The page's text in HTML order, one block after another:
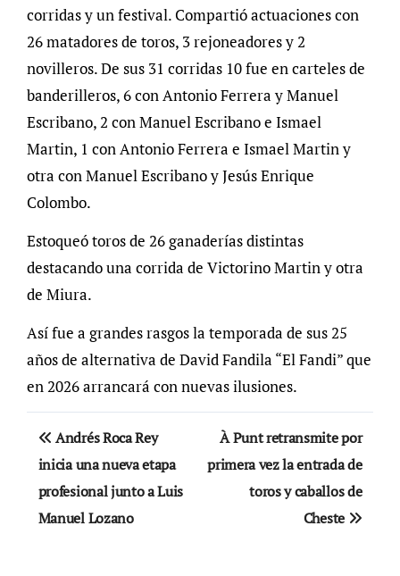
corridas y un festival. Compartió actuaciones con
26 matadores de toros, 3 rejoneadores y 2
novilleros. De sus 31 corridas 10 fue en carteles de
banderilleros, 6 con Antonio Ferrera y Manuel
Escribano, 2 con Manuel Escribano e Ismael
Martin, 1 con Antonio Ferrera e Ismael Martin y
otra con Manuel Escribano y Jesús Enrique
Colombo.
Estoqueó toros de 26 ganaderías distintas
destacando una corrida de Victorino Martin y otra
de Miura.
Así fue a grandes rasgos la temporada de sus 25
años de alternativa de David Fandila “El Fandi” que
en 2026 arrancará con nuevas ilusiones.
Navegación
de
entradas
Andrés Roca Rey
inicia una nueva etapa
profesional junto a Luis
Manuel Lozano
À Punt retransmite por
primera vez la entrada de
toros y caballos de
Cheste